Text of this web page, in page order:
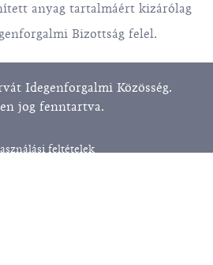
anyag tartalmáért kizárólag
Bizottság felel.
Idegenforgalmi Közösség.
jog fenntartva.
feltételek